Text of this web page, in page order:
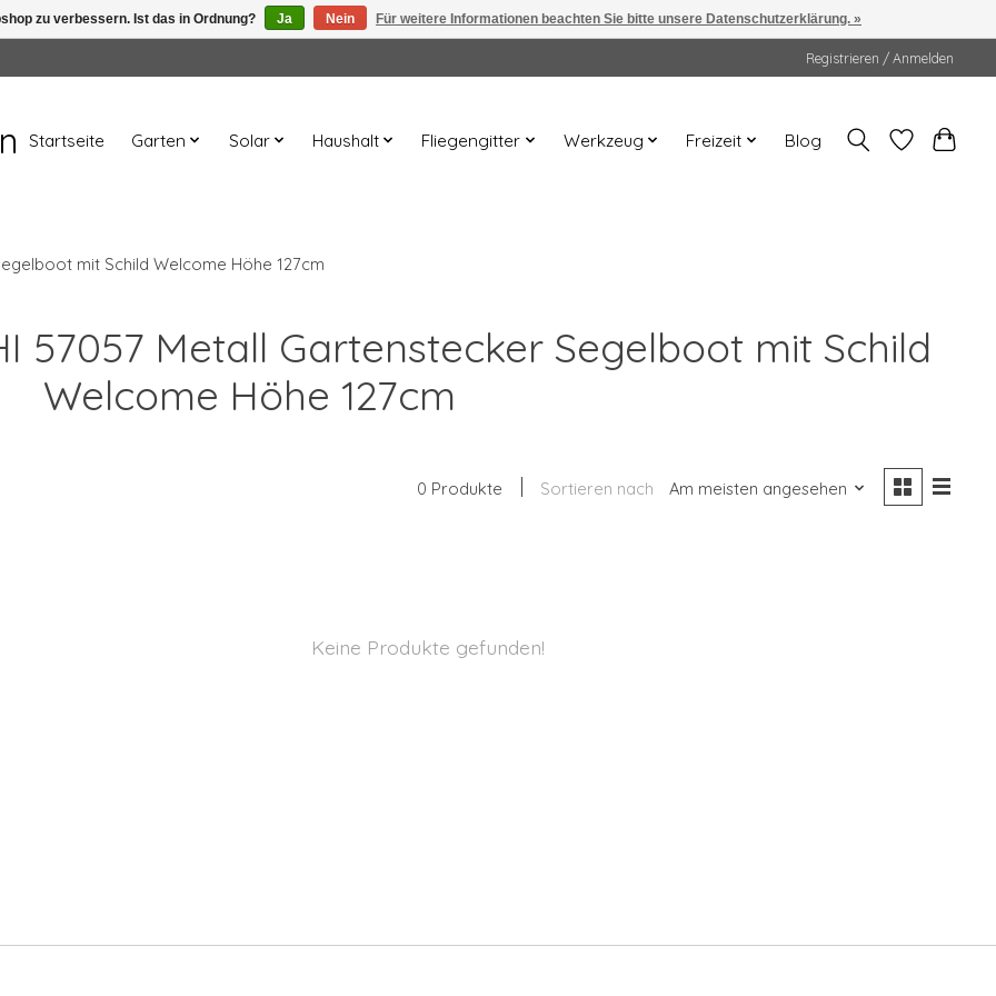
Registrieren / Anmelden
Startseite Garten Solar Haushalt Fliegengitter Werkzeug Freizeit Blog
mit Schild Welcome Höhe 127cm
57057 Metall Gartenstecker Segelboot mit Schild
Welcome Höhe 127cm
0 Produkte Sortieren nach Am meisten angesehen
Keine Produkte gefunden!
zu verbessern. Ist das in Ordnung? Ja Nein Für weitere Informationen beachten Sie bitte unsere Datenschutzerklärung. »